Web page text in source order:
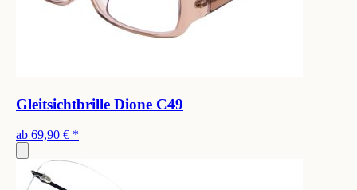
Gleitsichtbrille Dione C49
ab 69,90 € *